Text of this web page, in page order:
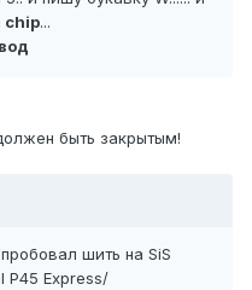
chip...
быть закрытым!
шить на SiS
P45 Express/